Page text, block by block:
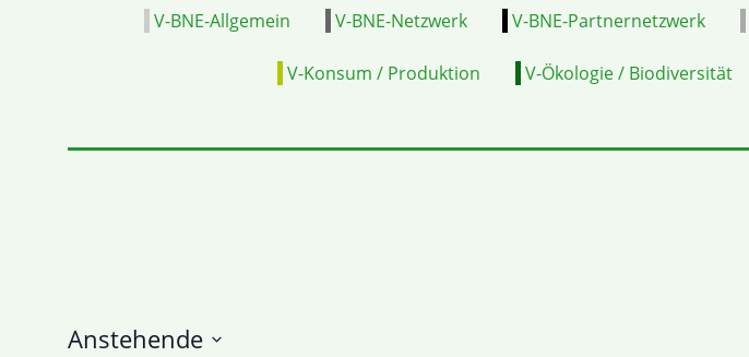
V-BNE-Allgemein
V-BNE-Netzwerk V-BNE-Partnernetzwerk
V-Konsum / Produktion V-Ökologie / Biodiversität
Anstehende